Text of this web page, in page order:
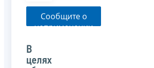
Сообщите о
неприменении
указанного
В
целях